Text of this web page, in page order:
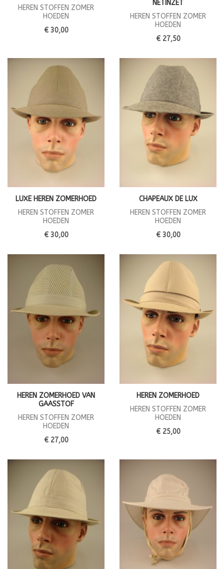
HEREN STOFFEN ZOMER
HOEDEN
€ 30,00
NETINZET
HEREN STOFFEN ZOMER
HOEDEN
€ 27,50
LUXE HEREN ZOMERHOED
HEREN STOFFEN ZOMER
HOEDEN
€ 30,00
CHAPEAUX DE LUX
HEREN STOFFEN ZOMER
HOEDEN
€ 30,00
HEREN ZOMERHOED VAN
GAASSTOF
HEREN STOFFEN ZOMER
HOEDEN
€ 27,00
HEREN ZOMERHOED
HEREN STOFFEN ZOMER
HOEDEN
€ 25,00